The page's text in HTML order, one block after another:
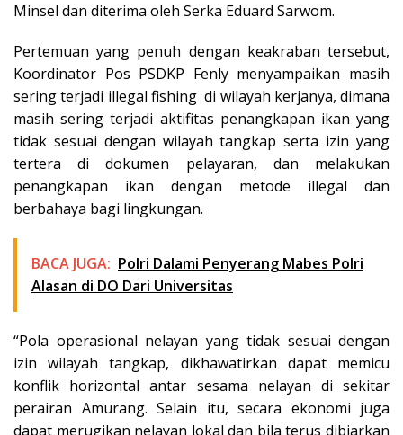
Minsel dan diterima oleh Serka Eduard Sarwom.
Pertemuan yang penuh dengan keakraban tersebut,
Koordinator Pos PSDKP Fenly menyampaikan masih
sering terjadi illegal fishing di wilayah kerjanya, dimana
masih sering terjadi aktifitas penangkapan ikan yang
tidak sesuai dengan wilayah tangkap serta izin yang
tertera di dokumen pelayaran, dan melakukan
penangkapan ikan dengan metode illegal dan
berbahaya bagi lingkungan.
BACA JUGA: Polri Dalami Penyerang Mabes Polri
Alasan di DO Dari Universitas
“Pola operasional nelayan yang tidak sesuai dengan
izin wilayah tangkap, dikhawatirkan dapat memicu
konflik horizontal antar sesama nelayan di sekitar
perairan Amurang. Selain itu, secara ekonomi juga
dapat merugikan nelayan lokal dan bila terus dibiarkan